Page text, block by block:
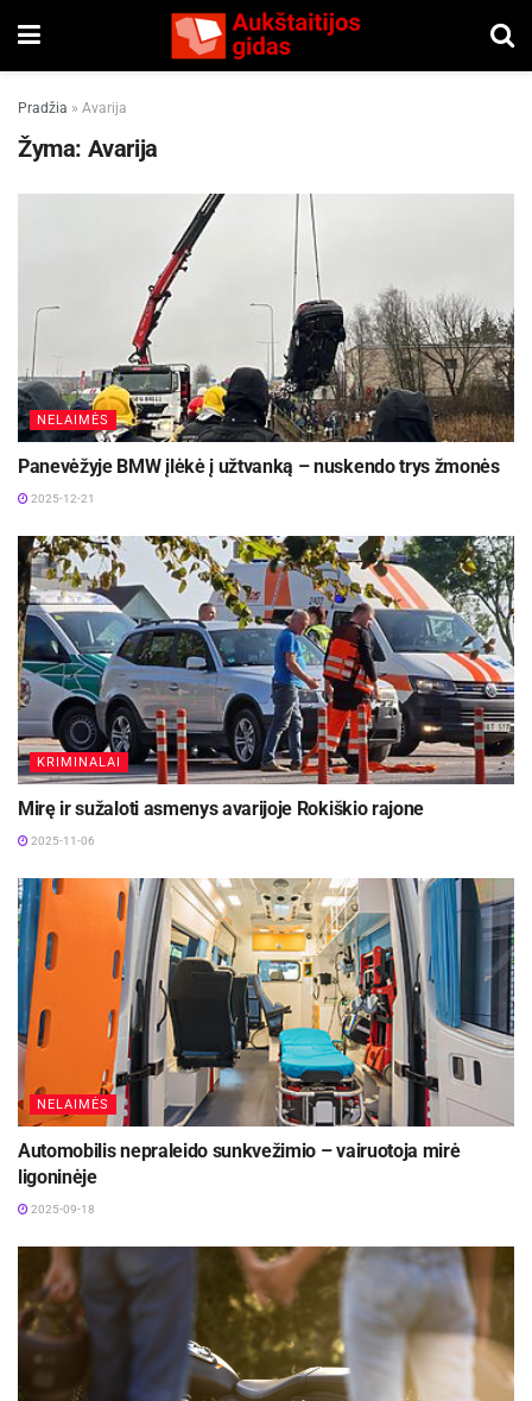
Pradžia » Avarija
Žyma: Avarija
NELAIMĖS
Panevėžyje BMW įlėkė į užtvanką – nuskendo trys žmonės
2025-12-21
KRIMINALAI
Mirę ir sužaloti asmenys avarijoje Rokiškio rajone
2025-11-06
NELAIMĖS
Automobilis nepraleido sunkvežimio – vairuotoja mirė
ligoninėje
2025-09-18